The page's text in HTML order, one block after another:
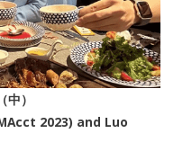
）
2023) and Luo